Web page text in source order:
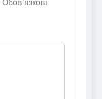
Обов’язкові